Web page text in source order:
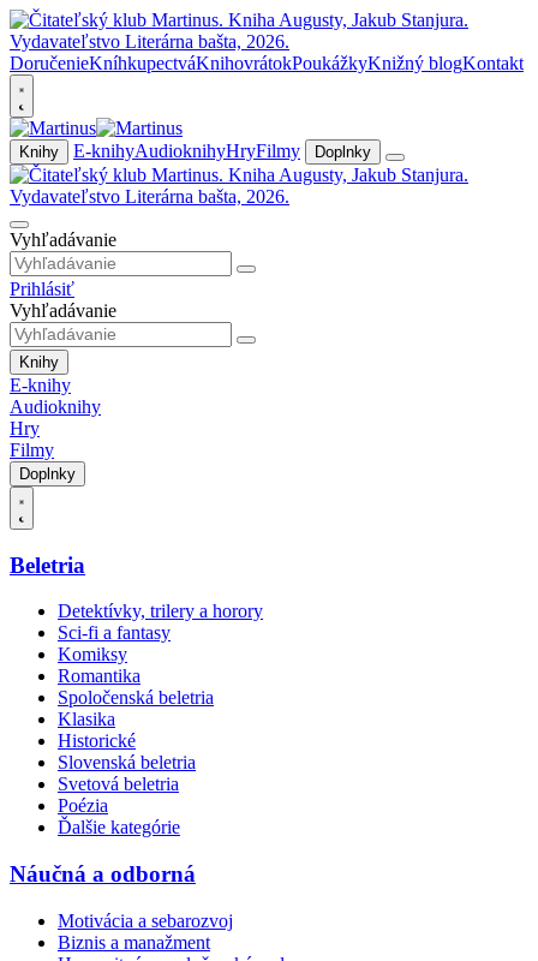
DoručenieKníhkupectváKnihovrátokPoukážkyKnižný blogKontakt
Knihy E-knihyAudioknihyHryFilmy Doplnky
Vyhľadávanie
Prihlásiť
Vyhľadávanie
Knihy
E-knihy
Audioknihy
Hry
Filmy
Doplnky
Beletria
Detektívky, trilery a horory
Sci-fi a fantasy
Komiksy
Romantika
Spoločenská beletria
Klasika
Historické
Slovenská beletria
Svetová beletria
Poézia
Ďalšie kategórie
Náučná a odborná
Motivácia a sebarozvoj
Biznis a manažment